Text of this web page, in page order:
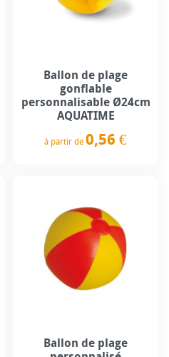
Ballon de plage
gonflable
personnalisable Ø24cm
AQUATIME
à partir de 0,56 €
Ballon de plage